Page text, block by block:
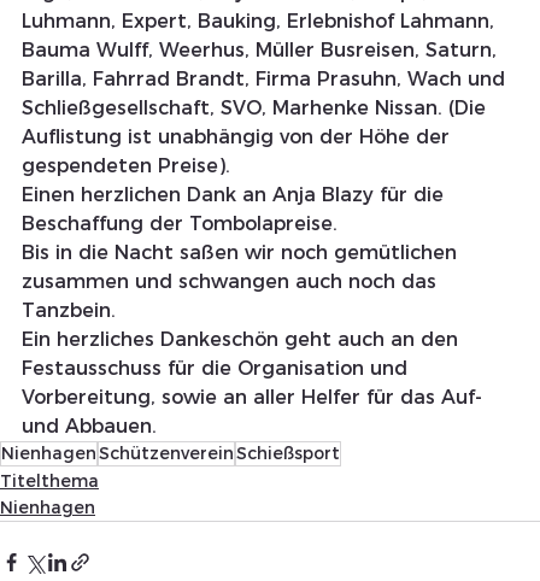
Luhmann, Expert, Bauking, Erlebnishof Lahmann,
Bauma Wulff, Weerhus, Müller Busreisen, Saturn,
Barilla, Fahrrad Brandt, Firma Prasuhn, Wach und
Schließgesellschaft, SVO, Marhenke Nissan. (Die
Auflistung ist unabhängig von der Höhe der
gespendeten Preise).
Einen herzlichen Dank an Anja Blazy für die
Beschaffung der Tombolapreise.
Bis in die Nacht saßen wir noch gemütlichen
zusammen und schwangen auch noch das
Tanzbein.
Ein herzliches Dankeschön geht auch an den
Festausschuss für die Organisation und
Vorbereitung, sowie an aller Helfer für das Auf-
und Abbauen.
NienhagenSchützenvereinSchießsport
Titelthema
Nienhagen